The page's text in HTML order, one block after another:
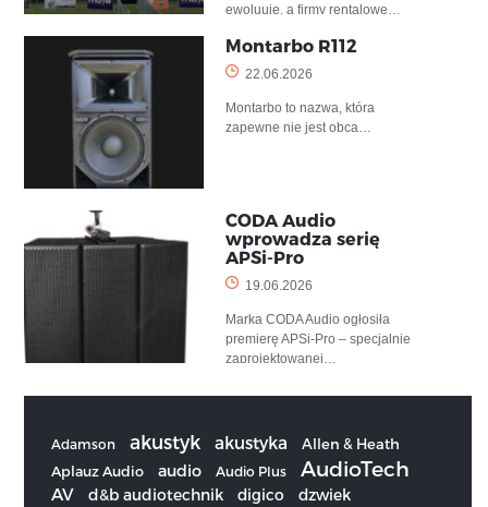
ewoluuje, a firmy rentalowe…
Montarbo R112
22.06.2026
Montarbo to nazwa, która
zapewne nie jest obca…
CODA Audio
wprowadza serię
APSi-Pro
19.06.2026
Marka CODA Audio ogłosiła
premierę APSi-Pro – specjalnie
zaprojektowanej…
Adamson akustyk akustyka Allen & Heath
Aplauz Audio audio Audio Plus AudioTech
AV d&b audiotechnik digico dzwiek